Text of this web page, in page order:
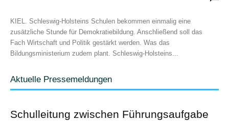
KIEL. Schleswig-Holsteins Schulen bekommen einmalig eine
zusätzliche Stunde für Demokratiebildung. Anschließend soll das
Fach Wirtschaft und Politik gestärkt werden. Was das
Bildungsministerium zudem plant. Schleswig-Holsteins...
Aktuelle Pressemeldungen
Schulleitung zwischen Führungsaufgabe